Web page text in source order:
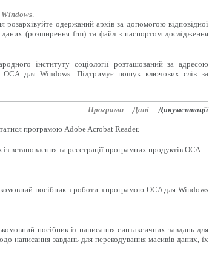
Windows.
розархівуйте одержаний архів за допомогою відповідної
(розширення frm) та файл з паспортом дослідження
інституту соціології розташований за адресою
OCA для Windows. Підтримує пошук ключових слів за
Програми Дані Документації
програмою Adobe Acrobat Reader.
із встановлення та реєстрації програмних продуктів ОСА.
посібник з роботи з програмою OCA для Windows
посібник із написання синтаксичних завдань для
написання завдань для перекодування масивів даних, їх